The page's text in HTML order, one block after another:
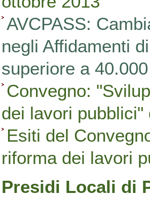
AVCPASS:
negli Affidamenti
superiore a
Convegno:
dei lavori
Esiti del
riforma dei lavori
Presidi Locali di